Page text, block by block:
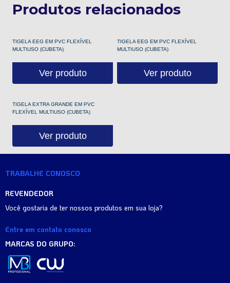
Produtos relacionados
TIGELA EEG EM PVC FLEXÍVEL
MULTIUSO (CUBETA)
Ver produto
TIGELA EEG EM PVC FLEXÍVEL
MULTIUSO (CUBETA)
Ver produto
TIGELA EXTRA GRANDE EM PVC
FLEXÍVEL MULTIUSO (CUBETA)
Ver produto
TRABALHE CONOSCO
REVENDEDOR
Você gostaria de ter nossos produtos em sua loja?
Entre em contato conosco
MARCAS DO GRUPO: